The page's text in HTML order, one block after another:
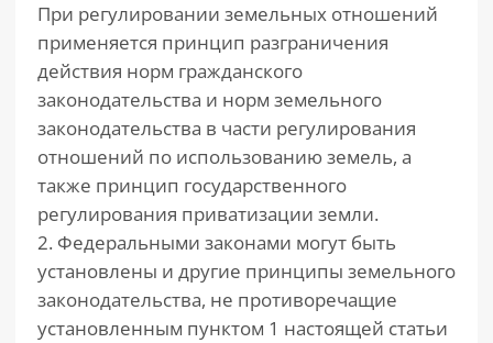
При регулировании земельных отношений
применяется принцип разграничения
действия норм гражданского
законодательства и норм земельного
законодательства в части регулирования
отношений по использованию земель, а
также принцип государственного
регулирования приватизации земли.
2. Федеральными законами могут быть
установлены и другие принципы земельного
законодательства, не противоречащие
установленным пунктом 1 настоящей статьи